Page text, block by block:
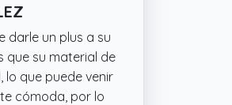
darle un plus a su
que su material de
que puede venir
cómoda, por lo